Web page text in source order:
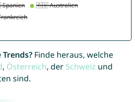
Finde heraus, welche
, Österreich, der Schweiz und
sind.